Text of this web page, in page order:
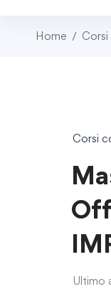
Home Corsi
Corsi
Ultimo